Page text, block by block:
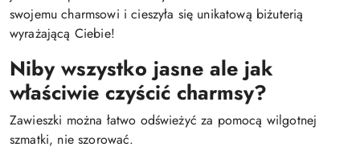
swojemu charmsowi i cieszyła się unikatową biżuterią
wyrażającą Ciebie!
Niby wszystko jasne ale jak
właściwie czyścić charmsy?
Zawieszki można łatwo odświeżyć za pomocą wilgotnej
szmatki, nie szorować.